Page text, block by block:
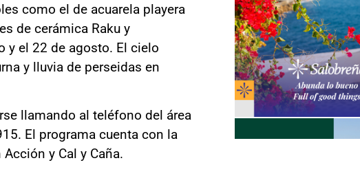
como el de acuarela playera
de cerámica Raku y
y el 22 de agosto. El cielo
y lluvia de perseidas en
llamando al teléfono del área
El programa cuenta con la
y Cal y Caña.